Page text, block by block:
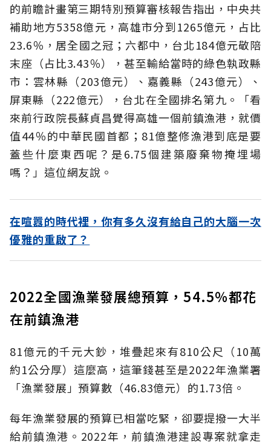
的前瞻計畫第三期特別預算審核報告指出，中央共
補助地方5358億元，高雄市分到1265億元，占比
23.6％，居全國之冠；六都中，台北184億元敬陪
末座（占比3.43％），甚至輸給當時的綠色執政縣
市：雲林縣（203億元）、嘉義縣（243億元）、
屏東縣（222億元），台北在全國排名第九。「看
來前行政院長蘇貞昌覺得高雄一個前鎮漁港，就價
值44％的中華民國首都；81億整修漁港到底是要
蓋些什麼東西呢？是6.75個建築廢棄物掩埋場
嗎？」這位網友說。
在喧囂的時代裡，你有多久沒有給自己的大腦一次
優雅的重啟了？
2022全國漁業發展總預算，54.5％都花
在前鎮漁港
81億元的千元大鈔，堆疊起來有810公尺（10萬
約1公分厚）這麼高，這筆錢甚至是2022年漁業署
「漁業發展」預算數（46.83億元）的1.73倍。
每年漁業發展的預算已相當吃緊，卻要提撥一大半
給前鎮漁港。2022年，前鎮漁港建設專案就拿走